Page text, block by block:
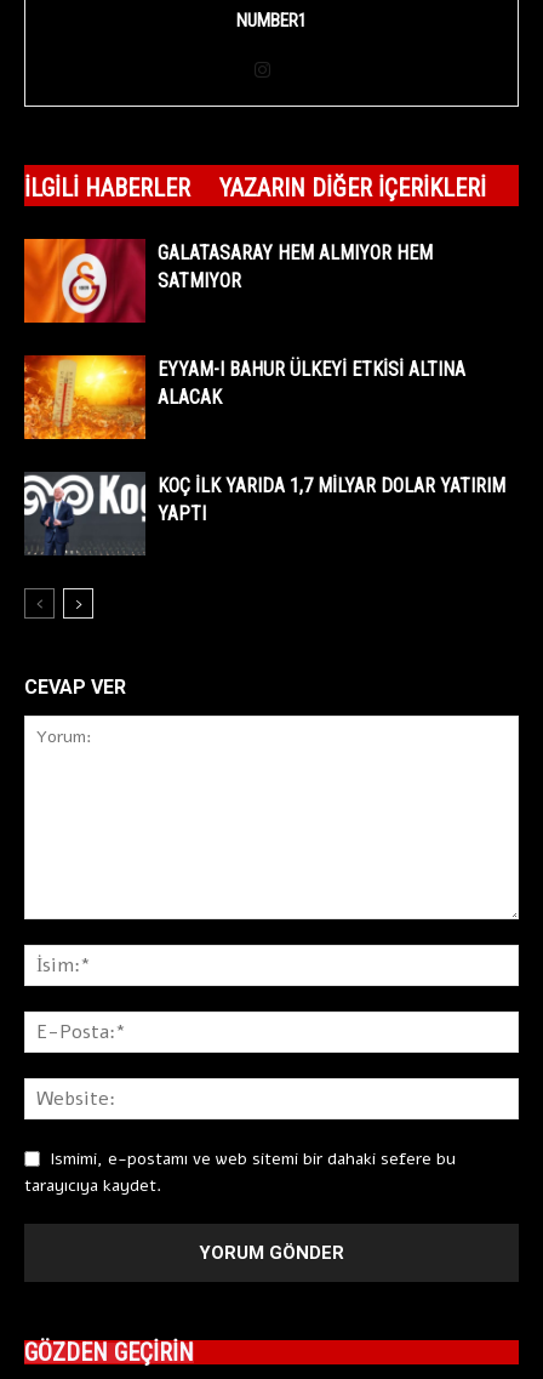
NUMBER1
İLGILI HABERLER YAZARIN DIĞER İÇERIKLERI
GALATASARAY HEM ALMIYOR HEM
SATMIYOR
EYYAM-I BAHUR ÜLKEYİ ETKİSİ ALTINA
ALACAK
KOÇ İLK YARIDA 1,7 MİLYAR DOLAR YATIRIM
YAPTI
CEVAP VER
Ismimi, e-postamı ve web sitemi bir dahaki sefere bu
tarayıcıya kaydet.
GÖZDEN GEÇİRİN